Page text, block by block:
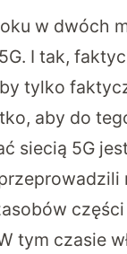
w dwóch
I tak,
tylko
aby do
siecią 5G
tym czasie